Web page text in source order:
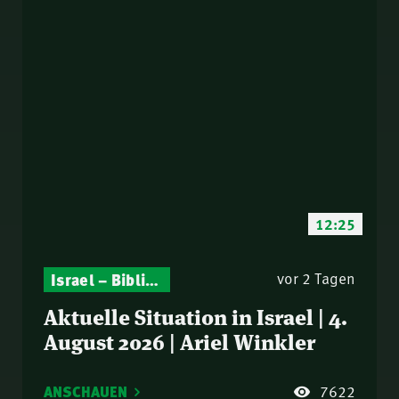
12:25
Israel – Biblische Perspektiven & aktuelle Einordnungen vor 2 Tagen
Aktuelle Situation in Israel | 4.
August 2026 | Ariel Winkler
ANSCHAUEN 7622